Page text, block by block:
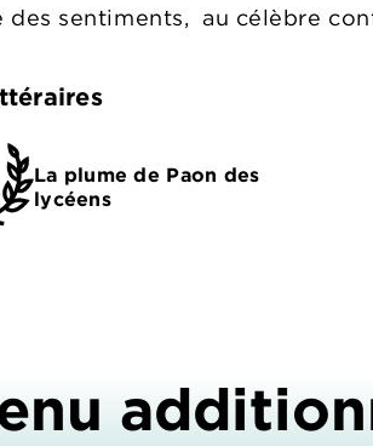
des sentiments, au célèbre
La plume de Paon des
lycéens